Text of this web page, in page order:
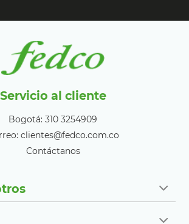
Servicio al cliente
Bogotá: 310 3254909
clientes@fedco.com.co
Contáctanos